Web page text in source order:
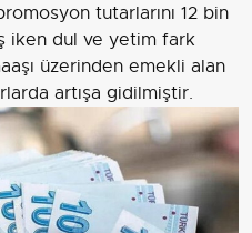
tutarlarını 12 bin
iken dul ve yetim fark
üzerinden emekli alan
artışa gidilmiştir.